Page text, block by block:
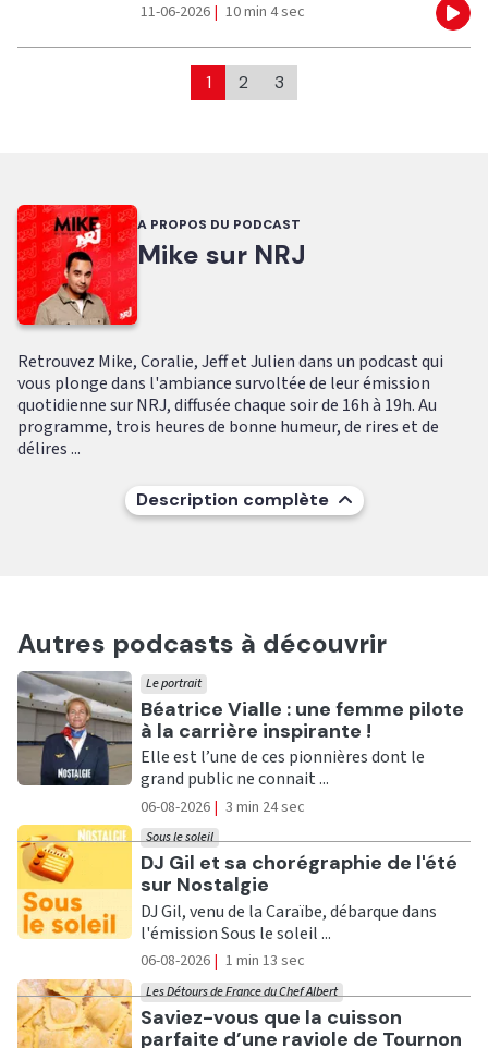
11-06-2026 | 10 min 4 sec
1 2 3
A PROPOS DU PODCAST
Mike sur NRJ
Retrouvez Mike, Coralie, Jeff et Julien dans un podcast qui
vous plonge dans l'ambiance survoltée de leur émission
quotidienne sur NRJ, diffusée chaque soir de 16h à 19h. Au
programme, trois heures de bonne humeur, de rires et de
délires ...
Description complète
Autres podcasts à découvrir
Ecouter
Béatrice Vialle : une femme pilote
à la carrière inspirante !
Le portrait
Elle est l’une de ces pionnières dont le
grand public ne connait ...
06-08-2026 | 3 min 24 sec
Ecouter
DJ Gil et sa chorégraphie de l'été
sur Nostalgie
Sous le soleil
DJ Gil, venu de la Caraïbe, débarque dans
l'émission Sous le soleil ...
06-08-2026 | 1 min 13 sec
Ecouter
Saviez-vous que la cuisson
parfaite d’une raviole de Tournon
Les Détours de France du Chef Albert